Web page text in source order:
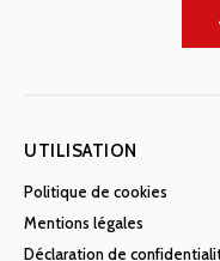
UTILISATION
Politique de cookies
Mentions légales
Déclaration de